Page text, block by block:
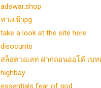
adswar.shop
ทางเข้าpg
take a look at the site here
disocunts
สล็อตวอเลท ฝากถอนออโต้ เบ
highbay
essentials fear of god